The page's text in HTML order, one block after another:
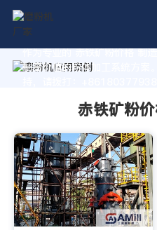
作为专业的 赤铁矿粉价格 制
制高价值的粉体加工系统方案
赤铁矿粉